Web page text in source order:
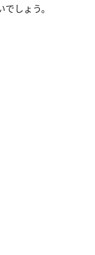
しょう。